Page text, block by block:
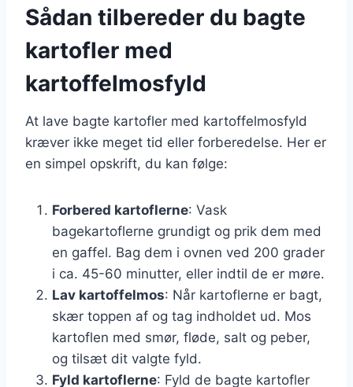
Sådan tilbereder du bagte
kartofler med
kartoffelmosfyld
At lave bagte kartofler med kartoffelmosfyld
kræver ikke meget tid eller forberedelse. Her er
en simpel opskrift, du kan følge:
Forbered kartoflerne: Vask
bagekartoflerne grundigt og prik dem med
en gaffel. Bag dem i ovnen ved 200 grader
i ca. 45-60 minutter, eller indtil de er møre.
Lav kartoffelmos: Når kartoflerne er bagt,
skær toppen af og tag indholdet ud. Mos
kartoflen med smør, fløde, salt og peber,
og tilsæt dit valgte fyld.
Fyld kartoflerne: Fyld de bagte kartofler